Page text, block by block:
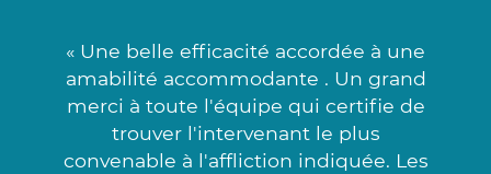
« Une belle efficacité accordée à une
amabilité accommodante . Un grand
merci à toute l'équipe qui certifie de
trouver l'intervenant le plus
convenable à l'affliction indiquée. Les